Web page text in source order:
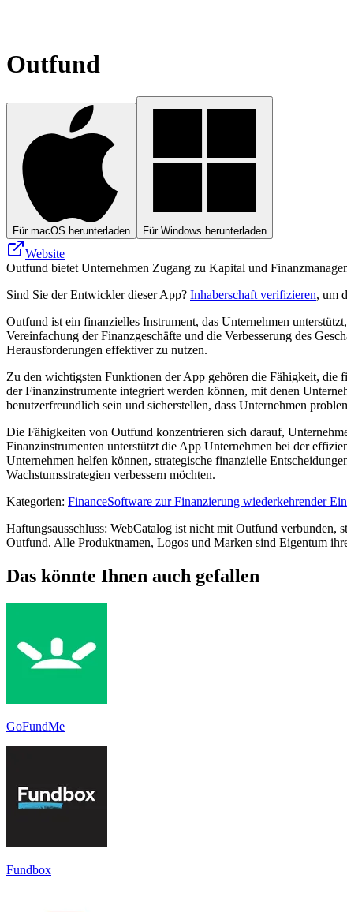
Outfund
Für macOS herunterladen Für Windows herunterladen
Website
Outfund bietet Unternehmen Zugang zu Kapital und
Sind Sie der Entwickler dieser App? Inhaberschaft verifizieren, um
Outfund ist ein finanzielles Instrument, das Unternehmen
Vereinfachung der Finanzgeschäfte und die Verbesserung des
Herausforderungen effektiver zu nutzen.
Zu den wichtigsten Funktionen der App gehören die Fähigkeit, die
der Finanzinstrumente integriert werden können, mit denen
benutzerfreundlich sein und sicherstellen, dass Unternehmen
Die Fähigkeiten von Outfund konzentrieren sich darauf,
Finanzinstrumenten unterstützt die App Unternehmen bei der
Unternehmen helfen können, strategische finanzielle
Wachstumsstrategien verbessern möchten.
Kategorien: FinanceSoftware zur Finanzierung wiederkehrender
Haftungsausschluss: WebCatalog ist nicht mit Outfund
Outfund. Alle Produktnamen, Logos und Marken sind Eigentum
Das könnte Ihnen auch gefallen
GoFundMe
Fundbox